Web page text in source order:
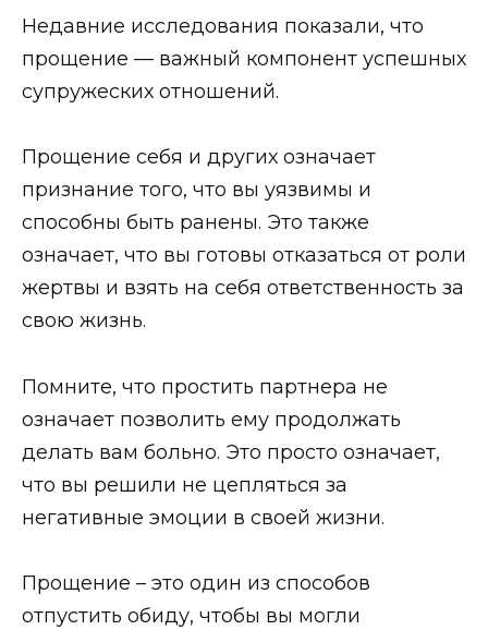
Недавние исследования показали, что
прощение — важный компонент успешных
супружеских отношений.
Прощение себя и других означает
признание того, что вы уязвимы и
способны быть ранены. Это также
означает, что вы готовы отказаться от роли
жертвы и взять на себя ответственность за
свою жизнь.
Помните, что простить партнера не
означает позволить ему продолжать
делать вам больно. Это просто означает,
что вы решили не цепляться за
негативные эмоции в своей жизни.
Прощение – это один из способов
отпустить обиду, чтобы вы могли